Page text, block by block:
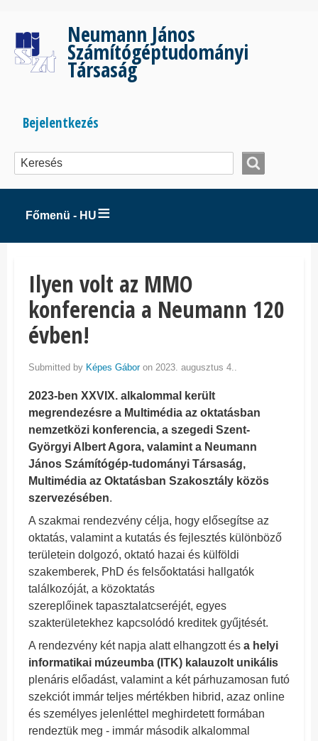
tartalomra
Neumann János
Számítógéptudományi
Társaság
Bejelentkezés
menüje
Bejelentkezés
Főmenü - HU
Ilyen volt az MMO
konferencia a Neumann 120
évben!
Submitted by Képes Gáboron 2023. augusztus 4..
2023-ben XXVIX. alkalommal került
megrendezésre a Multimédia az oktatásban
nemzetközi konferencia, a szegedi Szent-
Györgyi Albert Agora, valamint a Neumann
János Számítógép-tudományi Társaság,
Multimédia az Oktatásban Szakosztály közös
szervezésében.
A szakmai rendezvény célja, hogy elősegítse az
oktatás, valamint a kutatás és fejlesztés különböző
területein dolgozó, oktató hazai és külföldi
szakemberek, PhD és felsőoktatási hallgatók
találkozóját, a közoktatás
szereplőinek tapasztalatcseréjét, egyes
szakterületekhez kapcsolódó kreditek gyűjtését.
A rendezvény két napja alatt elhangzott és a helyi
informatikai múzeumba (ITK) kalauzolt unikális
plenáris előadást, valamint a két párhuzamosan futó
szekciót immár teljes mértékben hibrid, azaz online
és személyes jelenléttel meghirdetett formában
rendeztük meg - immár második alkalommal